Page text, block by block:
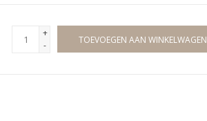
+
-
TOEVOEGEN AAN WINKELWAGEN